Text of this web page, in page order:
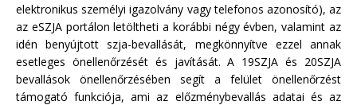
elektronikus személyi igazolvány vagy telefonos azonosító), az
az eSZJA portálon letöltheti a korábbi négy évben, valamint az
idén benyújtott szja-bevallását, megkönnyítve ezzel annak
esetleges önellenőrzését és javítását. A 19SZJA és 20SZJA
bevallások önellenőrzésében segít a felület önellenőrzést
támogató funkciója, ami az előzménybevallás adatai és az